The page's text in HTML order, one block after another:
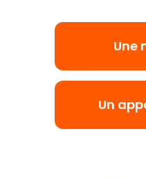
Une
Un